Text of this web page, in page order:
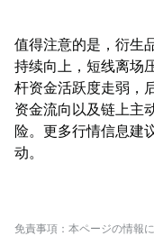
值得注意的是，衍生
持续向上，短线离场
杆资金活跃度走弱，
资金流向以及链上主
险。更多行情信息建
动。
免責事項：本ページの情報